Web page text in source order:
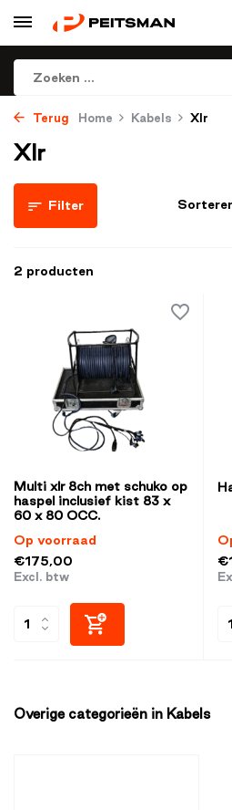
Terug Home Kabels Xlr
Xlr
Filter
2 producten
Multi xlr 8ch met schuko op
haspel inclusief kist 83 x
60 x 80 OCC.
Op voorraad
€175,00
Excl. btw
Overige categorieën in Kabels